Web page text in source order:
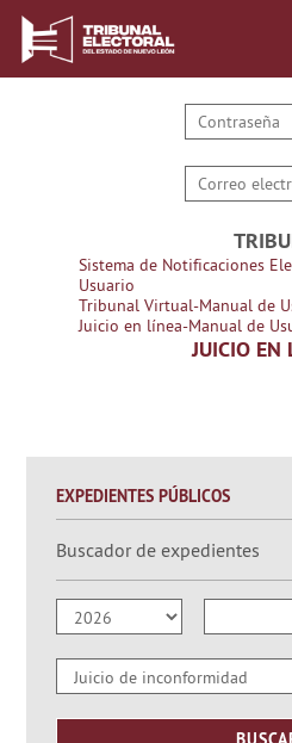
Sistema de Notificaciones
Usuario
Tribunal Virtual-Manual de
Juicio en línea-Manual de
JUICIO EN
EXPEDIENTES PÚBLICOS
Buscador de expedientes